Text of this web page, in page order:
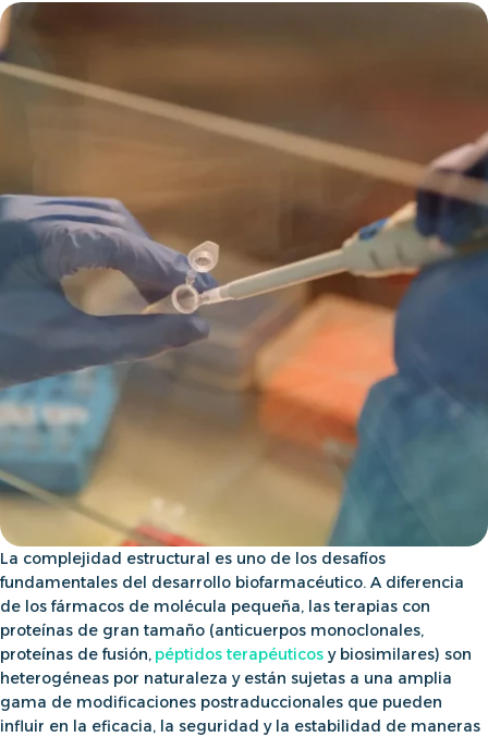
La complejidad estructural es uno de los desafíos
fundamentales del desarrollo biofarmacéutico. A diferencia
de los fármacos de molécula pequeña, las terapias con
proteínas de gran tamaño (anticuerpos monoclonales,
proteínas de fusión, péptidos terapéuticos y biosimilares) son
heterogéneas por naturaleza y están sujetas a una amplia
gama de modificaciones postraduccionales que pueden
influir en la eficacia, la seguridad y la estabilidad de maneras